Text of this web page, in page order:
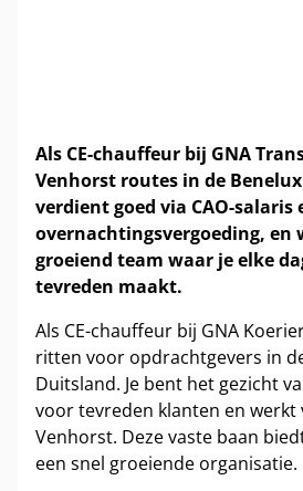
Als CE-chauffeur bij GNA
Venhorst routes in de
verdient goed via CAO-salaris
overnachtingsvergoeding, en
groeiend team waar je elke
tevreden maakt.
Als CE-chauffeur bij GNA
ritten voor opdrachtgevers in
Duitsland. Je bent het gezicht
voor tevreden klanten en
Venhorst. Deze vaste baan
een snel groeiende organisatie.